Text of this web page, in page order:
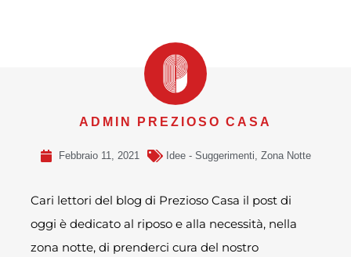
ADMIN PREZIOSO CASA
Febbraio 11, 2021 Idee - Suggerimenti, Zona Notte
Cari lettori del blog di Prezioso Casa il post di
oggi è dedicato al riposo e alla necessità, nella
zona notte, di prenderci cura del nostro